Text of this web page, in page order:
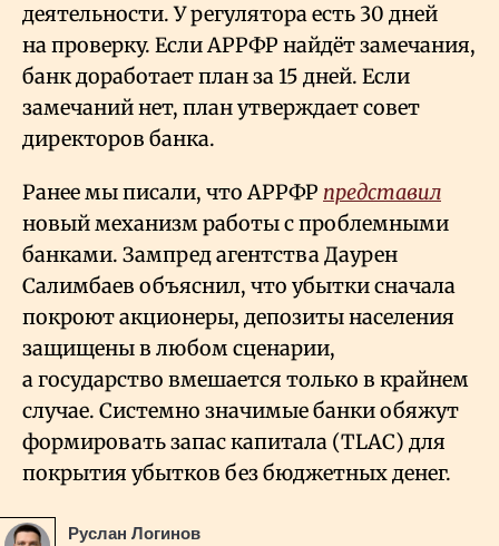
деятельности. У регулятора есть 30 дней
на проверку. Если АРРФР найдёт замечания,
банк доработает план за 15 дней. Если
замечаний нет, план утверждает совет
директоров банка.
Ранее мы писали, что АРРФР представил
новый механизм работы с проблемными
банками. Зампред агентства Даурен
Салимбаев объяснил, что убытки сначала
покроют акционеры, депозиты населения
защищены в любом сценарии,
а государство вмешается только в крайнем
случае. Системно значимые банки обяжут
формировать запас капитала (TLAC) для
покрытия убытков без бюджетных денег.
Руслан Логинов